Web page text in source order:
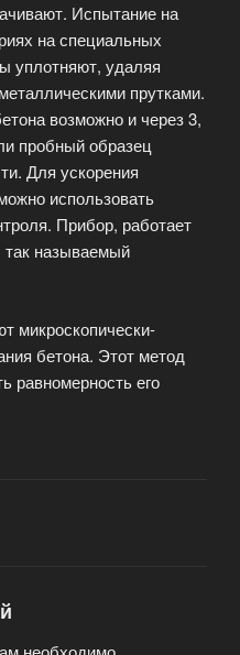
Испытание на
на специальных
уплотняют, удаляя
прутками.
возможно и через 3,
пробный образец
Для ускорения
использовать
Прибор, работает
так называемый
микроскопически-
бетона. Этот метод
равномерность его